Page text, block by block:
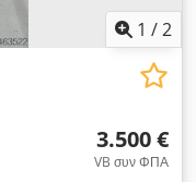
1 /2
3.500 €
VB συν ΦΠΑ